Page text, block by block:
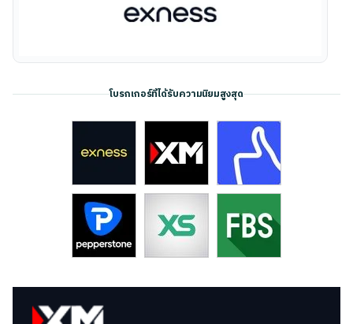
โบรกเกอร์ที่ได้รับความนิยมสูงสุด